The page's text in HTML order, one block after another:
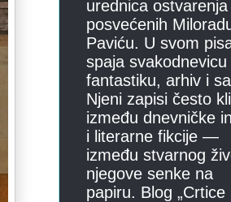
urednica ostvarenja
posvećenih
Paviću. U svom
spaja svakodnevicu
fantastiku, arhiv i
Njeni zapisi često
između dnevničke
i literarne fikcije —
između stvarnog
njegove senke na
papiru. Blog „Crtice